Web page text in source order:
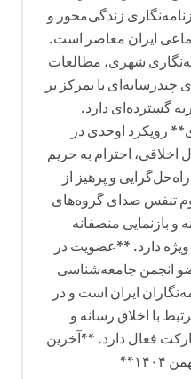
زندگی‌محور و
ایران معاصر است.
شهری، مطالعات
چندرسانه‌ای با تمرکز بر
گسترده‌ای دارد.
رویکرد اوحدی در
اخلاقی، احترام به حریم
و پرهیز از
تنفس صدای گروه‌های
بازنمایی منصفانه
ویژه دارد. **عضویت در
انجمن جامعه‌شناسی
ایران است و در
با اخلاق رسانه و
فعال دارد. **آخرین